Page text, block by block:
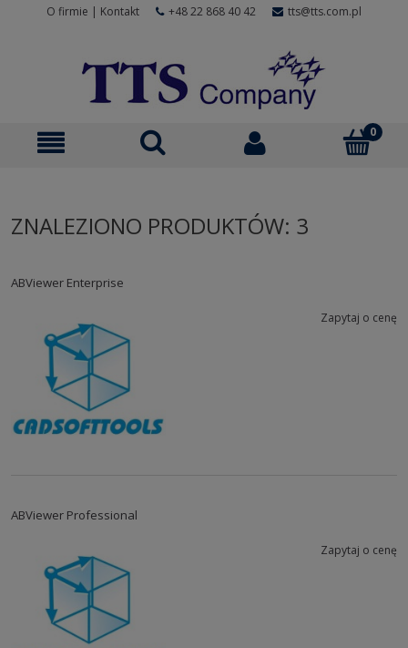
O firmie | Kontakt +48 22 868 40 42 tts@tts.com.pl
ZNALEZIONO PRODUKTÓW: 3
ABViewer Enterprise
Zapytaj o cenę
ABViewer Professional
Zapytaj o cenę